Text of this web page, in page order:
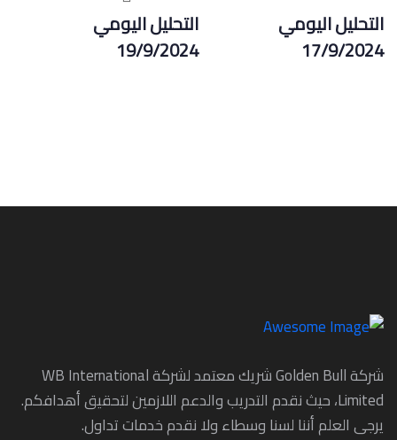
التحليل اليومي
17/9/2024
التحليل اليومي
19/9/2024
شركة Golden Bull شريك معتمد لشركة WB International
Limited، حيث نقدم التدريب والدعم اللازمين لتحقيق أهدافكم.
يرجى العلم أننا لسنا وسطاء ولا نقدم خدمات تداول.